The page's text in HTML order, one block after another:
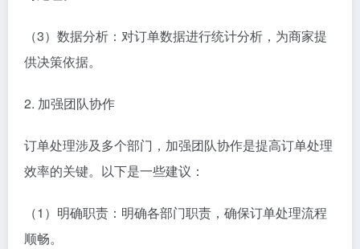
（3）数据分析：对订单数据进行统计分析，为商家提
供决策依据。
2. 加强团队协作
订单处理涉及多个部门，加强团队协作是提高订单处理
效率的关键。以下是一些建议：
（1）明确职责：明确各部门职责，确保订单处理流程
顺畅。